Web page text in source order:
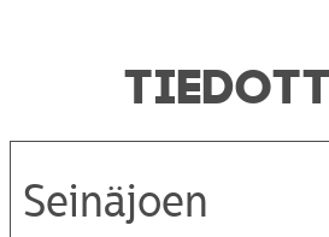
Seinäjoen